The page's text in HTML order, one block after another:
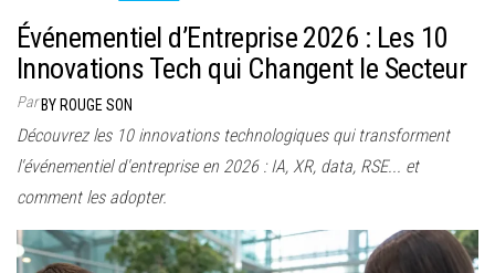
Événementiel d’Entreprise 2026 : Les 10
Innovations Tech qui Changent le Secteur
ParBY ROUGE SON
Découvrez les 10 innovations technologiques qui transforment
l'événementiel d'entreprise en 2026 : IA, XR, data, RSE... et
comment les adopter.